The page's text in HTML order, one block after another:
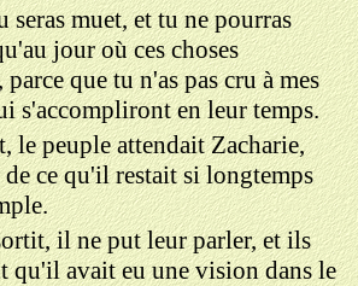
seras muet, et tu ne pourras
jour où ces choses
que tu n'as pas cru à mes
s'accompliront en leur temps.
le peuple attendait Zacharie,
de ce qu'il restait si longtemps
il ne put leur parler, et ils
qu'il avait eu une vision dans le